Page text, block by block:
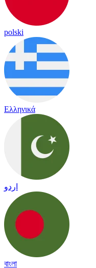
polski
Ελληνικά
اردو
বাংলা